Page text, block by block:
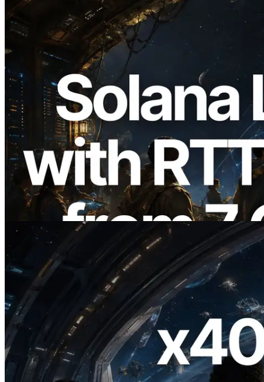
2026.08.05
ERPC 擴展 Solana Leader Slot API：新
增全球 7 個區域的 Ping 測量 —
Validators Information API 同步上線
2026.07.04